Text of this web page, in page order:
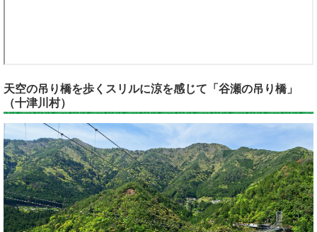
天空の吊り橋を歩くスリルに涼を感じて「谷瀬の吊り橋」
（十津川村）